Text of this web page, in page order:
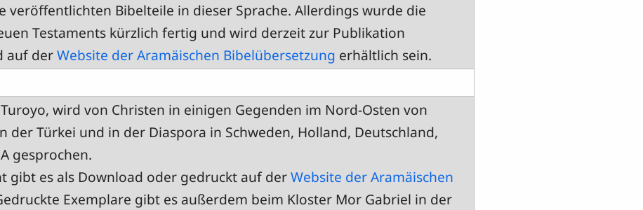
veröffentlichten Bibelteile in dieser Sprache. Allerdings wurde die
Testaments kürzlich fertig und wird derzeit zur Publikation
auf derWebsite der Aramäischen Bibelübersetzung erhältlich sein.
wird von Christen in einigen Gegenden im Nord-Osten von
der Türkei und in der Diaspora in Schweden, Holland, Deutschland,
gesprochen.
gibt es als Download oder gedruckt auf derWebsite der Aramäischen
Exemplare gibt es außerdem beim Kloster Mor Gabriel in der